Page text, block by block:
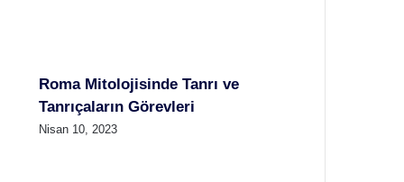
Roma Mitolojisinde Tanrı ve
Tanrıçaların Görevleri
Nisan 10, 2023